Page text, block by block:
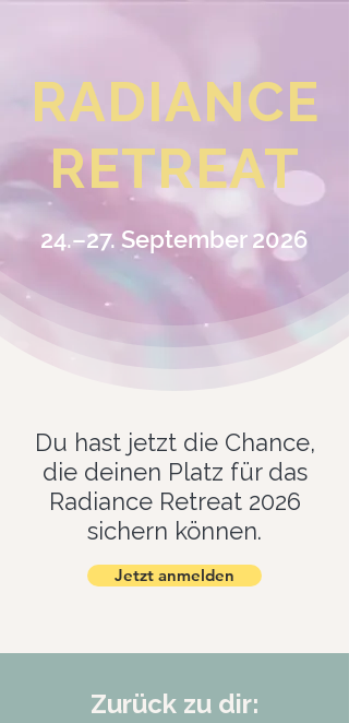
RADIANCE
RETREAT
24.–27. September 2026
Du hast jetzt die Chance,
die deinen Platz für das
Radiance Retreat 2026
sichern können.
Jetzt anmelden
Zurück zu dir: